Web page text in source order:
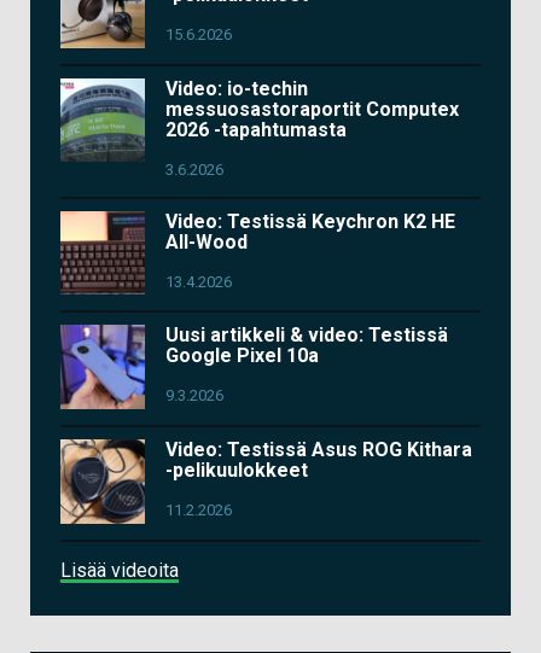
15.6.2026
Video: io-techin
messuosastoraportit Computex
2026 -tapahtumasta
3.6.2026
Video: Testissä Keychron K2 HE
All-Wood
13.4.2026
Uusi artikkeli & video: Testissä
Google Pixel 10a
9.3.2026
Video: Testissä Asus ROG Kithara
-pelikuulokkeet
11.2.2026
Lisää videoita